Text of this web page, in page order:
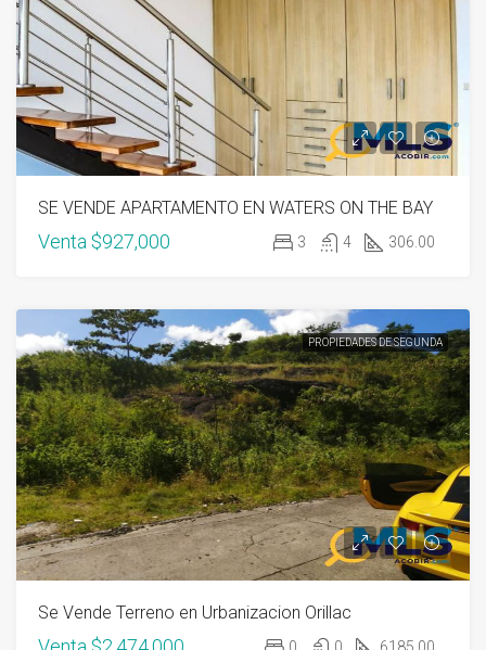
SE VENDE APARTAMENTO EN WATERS ON THE BAY
Venta $927,000 3 4 306.00
PROPIEDADES DE SEGUNDA
Se Vende Terreno en Urbanizacion Orillac